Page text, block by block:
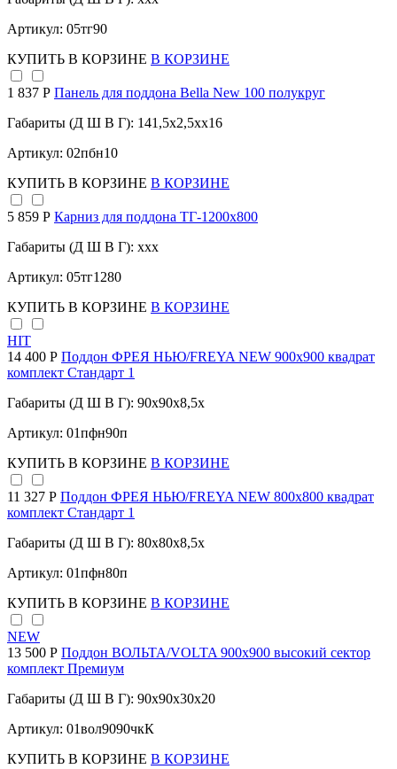
Артикул: 05тг90
КУПИТЬ В КОРЗИНЕ В КОРЗИНЕ
1 837 Р Панель для поддона Bella New 100 полукруг
Габариты (Д Ш В Г): 141,5x2,5xx16
Артикул: 02пбн10
КУПИТЬ В КОРЗИНЕ В КОРЗИНЕ
5 859 Р Карниз для поддона TГ-1200х800
Габариты (Д Ш В Г): xxx
Артикул: 05тг1280
КУПИТЬ В КОРЗИНЕ В КОРЗИНЕ
HIT
14 400 Р Поддон ФРЕЯ НЬЮ/FREYA NEW 900х900 квадрат
комплект Стандарт 1
Габариты (Д Ш В Г): 90x90x8,5x
Артикул: 01пфн90п
КУПИТЬ В КОРЗИНЕ В КОРЗИНЕ
11 327 Р Поддон ФРЕЯ НЬЮ/FREYA NEW 800х800 квадрат
комплект Стандарт 1
Габариты (Д Ш В Г): 80x80x8,5x
Артикул: 01пфн80п
КУПИТЬ В КОРЗИНЕ В КОРЗИНЕ
NEW
13 500 Р Поддон ВОЛЬТА/VOLTA 900х900 высокий сектор
комплект Премиум
Габариты (Д Ш В Г): 90x90x30x20
Артикул: 01вол9090чкК
КУПИТЬ В КОРЗИНЕ В КОРЗИНЕ